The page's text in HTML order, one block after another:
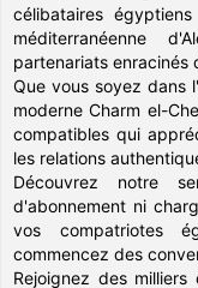
célibataires
méditerranéenne
partenariats enracinés
Que vous soyez dans
moderne Charm el-
compatibles qui
les relations
Découvrez notre
d'abonnement ni
vos compatriotes
commencez des
Rejoignez des